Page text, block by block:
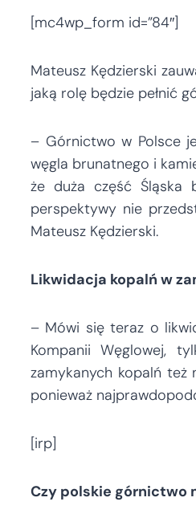
[mc4wp_form id=”84″]
Mateusz Kędzierski
jaką rolę będzie pełnić
– Górnictwo w Polsce
węgla brunatnego i
że duża część Śląska
perspektywy nie
Mateusz Kędzierski.
Likwidacja kopalń w
– Mówi się teraz o
Kompanii Węglowej,
zamykanych kopalń też
ponieważ
[irp]
Czy polskie górnictwo